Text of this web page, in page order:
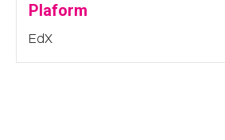
Plaform
EdX